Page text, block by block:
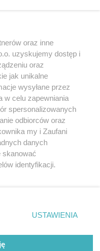
sięz nami
oraz inne
uzyskujemy dostęp i
oraz
jak unikalne
wysyłane przez
w celu zapewniania
spersonalizowanych
odbiorców oraz
my i Zaufani
danych
skanować
identyfikacji.
prywatności
strony
wymagają zgody
się takiemu
USTAWIENIA